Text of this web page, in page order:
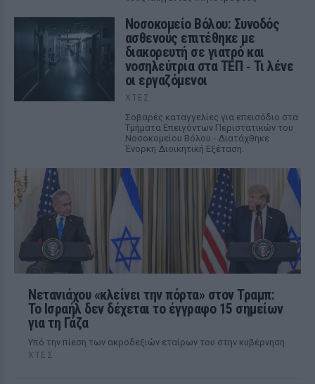
Νοσοκομείο Βόλου: Συνοδός
ασθενούς επιτέθηκε με
διακορευτή σε γιατρό και
νοσηλεύτρια στα ΤΕΠ ‑ Τι λένε
οι εργαζόμενοι
ΧΤΕΣ
Σοβαρές καταγγελίες για επεισόδιο στα
Τμήματα Επειγόντων Περιστατικών του
Νοσοκομείου Βόλου - Διατάχθηκε
Ένορκη Διοικητική Εξέταση.
Νετανιάχου «κλείνει την πόρτα» στον Τραμπ:
Το Ισραήλ δεν δέχεται το έγγραφο 15 σημείων
για τη Γάζα
Υπό την πίεση των ακροδεξιών εταίρων του στην κυβέρνηση
ΧΤΕΣ